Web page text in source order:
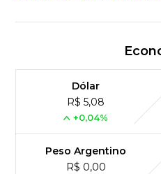
Dólar
R$ 5,08
+0,04%
Peso Argentino
R$ 0,00